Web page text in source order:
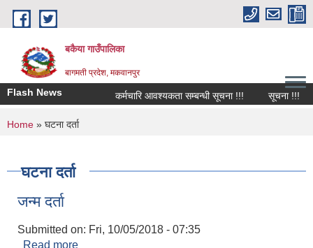
Skip to main content
बकैया गाउँपालिका
बागमती प्रदेश, मकवानपुर
Flash News कर्मचारि आवश्यकता सम्बन्धी सूचना !!! सूचना !!!
You are here
Home » घटना दर्ता
घटना दर्ता
जन्‍म दर्ता
Submitted on: Fri, 10/05/2018 - 07:35
Read more